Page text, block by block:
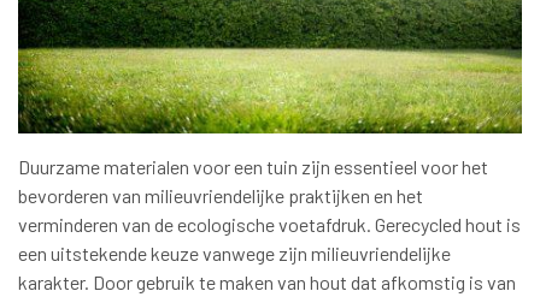
Duurzame materialen voor een tuin zijn essentieel voor het
bevorderen van milieuvriendelijke praktijken en het
verminderen van de ecologische voetafdruk. Gerecycled hout is
een uitstekende keuze vanwege zijn milieuvriendelijke
karakter. Door gebruik te maken van hout dat afkomstig is van